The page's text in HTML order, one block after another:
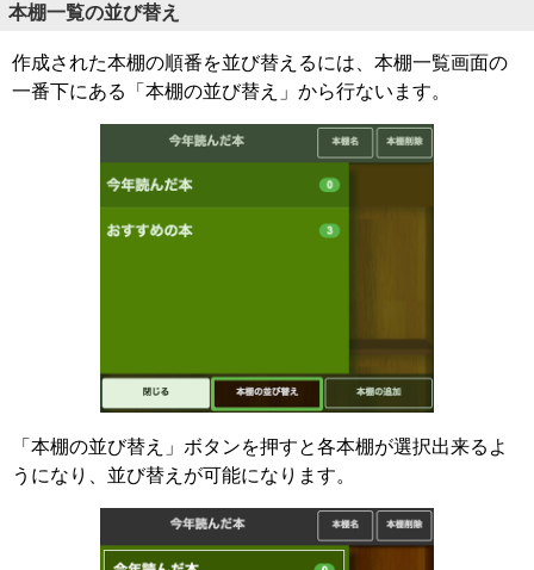
本棚一覧の並び替え
作成された本棚の順番を並び替えるには、本棚一覧画面の
一番下にある「本棚の並び替え」から行ないます。
「本棚の並び替え」ボタンを押すと各本棚が選択出来るよ
うになり、並び替えが可能になります。